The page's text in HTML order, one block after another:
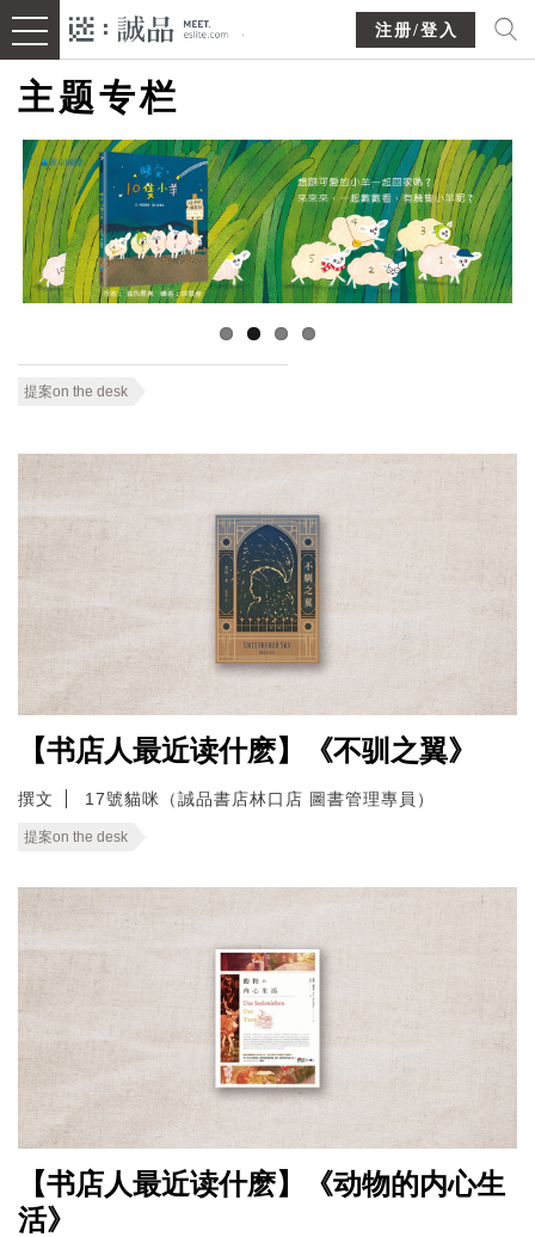
注册/登入
主题专栏
提案on the desk
【书店人最近读什麽】《不驯之翼》
撰文 17號貓咪（誠品書店林口店 圖書管理專員）
提案on the desk
【书店人最近读什麽】《动物的内心生
活》